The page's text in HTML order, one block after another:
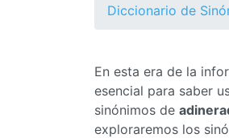
Diccionario de
En esta era de la
esencial para saber
sinónimos de
exploraremos los